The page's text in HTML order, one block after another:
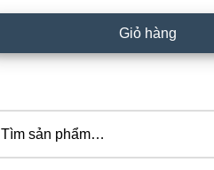
Giỏ hàng